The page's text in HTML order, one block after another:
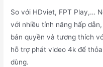
So với HDviet, FPT Play,…
với nhiều tính năng hấp
bản quyền và tương thích
hỗ trợ phát video 4k để
dùng.